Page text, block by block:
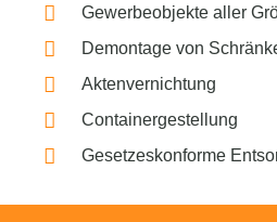
Gewerbeobjekte aller
Demontage von
Aktenvernichtung
Containergestellung
Gesetzeskonforme